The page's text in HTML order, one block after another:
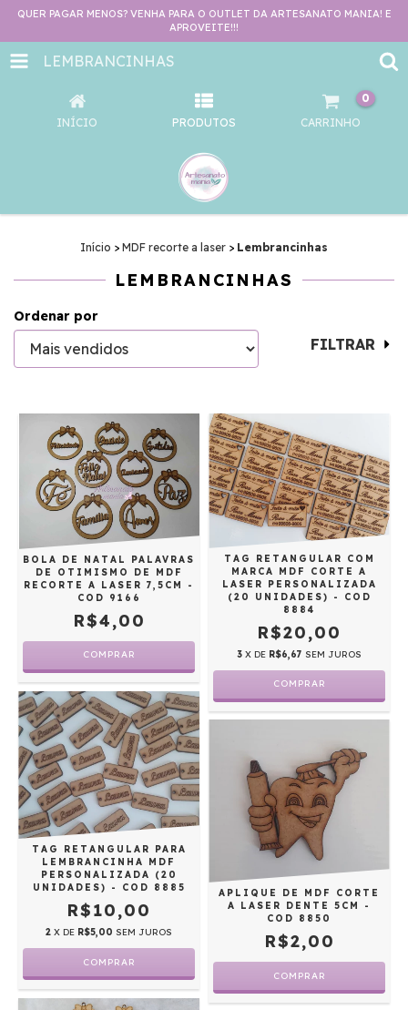
QUER PAGAR MENOS? VENHA PARA O OUTLET DA ARTESANATO MANIA! E
APROVEITE!!!
LEMBRANCINHAS
INÍCIO PRODUTOS CARRINHO
0
Início > MDF recorte a laser > Lembrancinhas
LEMBRANCINHAS
Ordenar por
FILTRAR
BOLA DE NATAL PALAVRAS
DE OTIMISMO DE MDF
RECORTE A LASER 7,5CM -
COD 9166
R$4,00
COMPRAR
TAG RETANGULAR COM
MARCA MDF CORTE A
LASER PERSONALIZADA
(20 UNIDADES) - COD
8884
R$20,00
3 X DE R$6,67 SEM JUROS
TAG RETANGULAR PARA
LEMBRANCINHA MDF
PERSONALIZADA (20
UNIDADES) - COD 8885
R$10,00
2 X DE R$5,00 SEM JUROS
APLIQUE DE MDF CORTE
A LASER DENTE 5CM -
COD 8850
R$2,00